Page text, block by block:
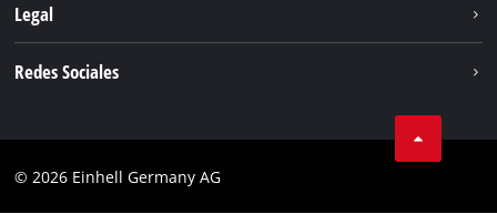
Einhell global
Legal
Redes Sociales
© 2026 Einhell Germany AG